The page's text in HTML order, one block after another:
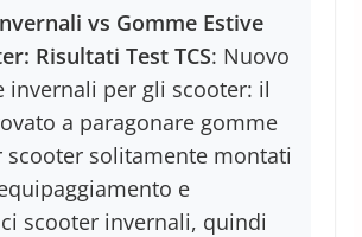
vs Gomme Estive
Risultati Test TCS: Nuovo
invernali per gli scooter: il
a paragonare gomme
scooter solitamente montati
e
scooter invernali, quindi